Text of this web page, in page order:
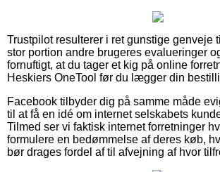
Trustpilot resulterer i ret gunstige genveje
stor portion andre brugeres evalueringer
fornuftigt, at du tager et kig på online
Heskiers OneTool før du lægger din
Facebook tilbyder dig på samme måde
til at få en idé om internet selskabets
Tilmed ser vi faktisk internet forretninger
formulere en bedømmelse af deres køb,
bør drages fordel af til afvejning af hvor